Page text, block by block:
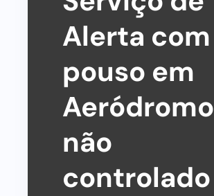
Alerta com
pouso em
Aeródromo
não
controlado